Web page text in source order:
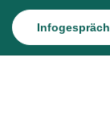
Infogespräch